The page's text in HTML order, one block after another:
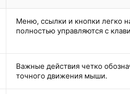
Меню, ссылки и кнопки легко
полностью управляются с
Важные действия четко
точного движения мыши.